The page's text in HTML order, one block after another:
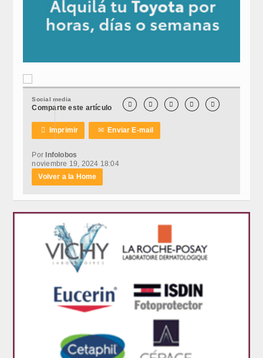
Social media
Comparte este artículo     
 Imprimir ✉Enviar E-mail
PorInfolobos
noviembre 19, 2024 18:04
Volver a la Home